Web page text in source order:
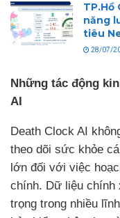
TP.Hồ
năng
tiêu
28/07/
Những tác động
AI
Death Clock AI
theo dõi sức khỏe
lớn đối với việc
chính. Dữ liệu chính
trọng trong nhiều